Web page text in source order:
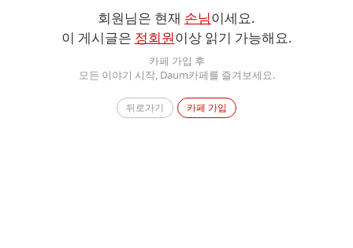
회원님은 현재 손님이세요.
이 게시글은 정회원이상 읽기 가능해요.
카페 가입 후
모든 이야기 시작, Daum카페를 즐겨보세요.
뒤로가기 카페 가입